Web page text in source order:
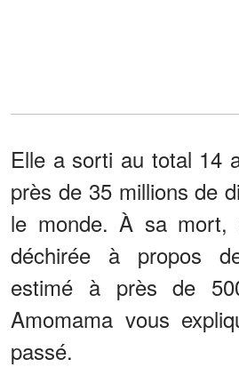
Elle a sorti au total 14
près de 35 millions de
le monde. À sa mort,
déchirée à propos
estimé à près de
Amomama vous
passé.